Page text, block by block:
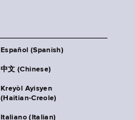
Español (Spanish)
中文 (Chinese)
Kreyòl Ayisyen
(Haitian-Creole)
Italiano (Italian)